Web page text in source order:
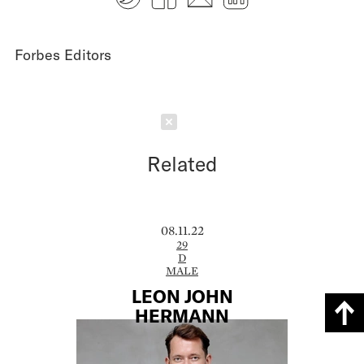
Forbes Editors
Related
08.11.22
29
D
MALE
LEON JOHN
HERMANN